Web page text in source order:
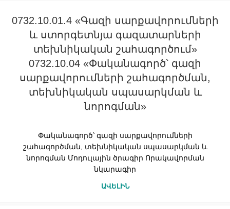
0732.10.01.4 «Գազի սարքավորումների
և ստորգետնյա գազատարների
տեխնիկական շահագործում»
0732.10.04 «Փականագործ՝ գազի
սարքավորումների շահագործման,
տեխնիկական սպասարկման և
նորոգման»
Փականագործ՝ գազի սարքավորումների
շահագործման, տեխնիկական սպասարկման և
նորոգման Մոդուլային ծրագիր Որակավորման
նկարագիր
ԱՎԵԼԻՆ